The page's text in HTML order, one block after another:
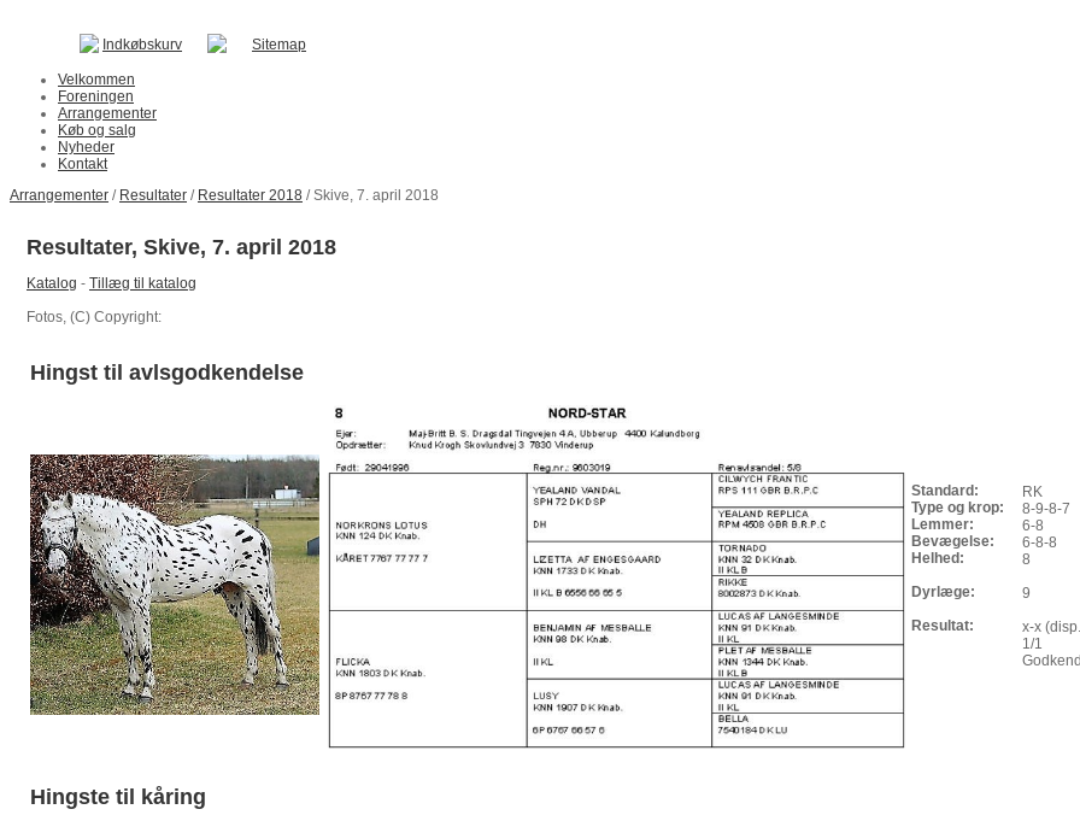
Indkøbskurv Sitemap
Velkommen
Foreningen
Arrangementer
Køb og salg
Nyheder
Kontakt
Arrangementer / Resultater / Resultater 2018 / Skive, 7. april 2018
Resultater, Skive, 7. april 2018
Katalog - Tillæg til katalog
Fotos, (C) Copyright:
Hingst til avlsgodkendelse
Standard:
Type og krop:
Lemmer:
Bevægelse:
Helhed:
Dyrlæge:
Resultat:
RK
8-9-8-7
6-8
6-8-8
8
9
x-x
1/1
Hingste til kåring